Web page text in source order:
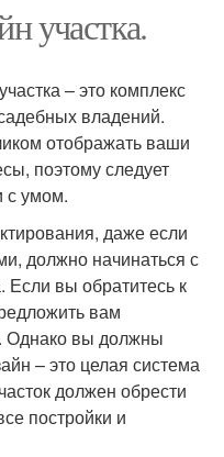
участка.
– это комплекс
владений.
отображать ваши
поэтому следует
с умом.
даже если
должно начинаться с
Если вы обратитесь к
вам
Однако вы должны
– это целая система
должен обрести
постройки и